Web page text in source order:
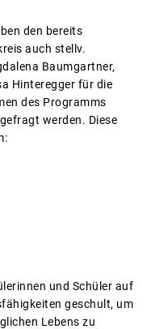
den bereits
auch stellv.
Baumgartner,
Hinteregger für die
des Programms
werden. Diese
und Schüler auf
geschult, um
Lebens zu